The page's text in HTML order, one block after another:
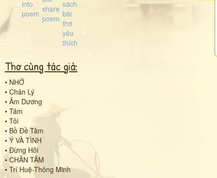
Thơ cùng tác giả:
• NHỚ
• Chân Lý
• Âm Dương
• Tâm
• Tôi
• Bồ Đề Tâm
• Ý VÀ TÌNH
•Đừng Hỏi
• CHÂN TÂM
•Trí Huệ-Thông Minh